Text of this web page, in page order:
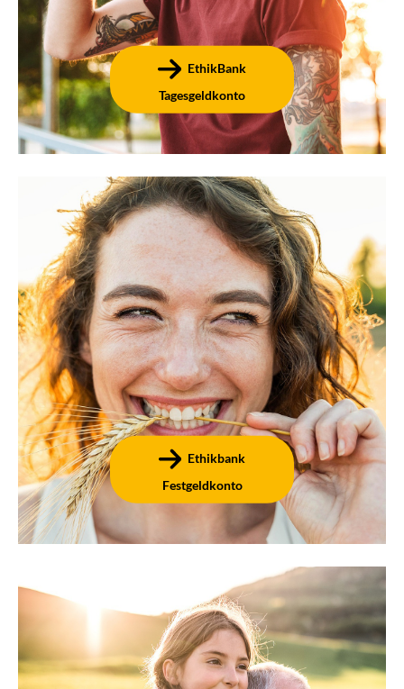
EthikBank
Tagesgeldkonto
Festgeld
Als Alternative zum Tagesgeldkonto bietet ein Festgeld
ab einer Mindestanlage von 5.000 € sichere Zinsen für
eine gewählte Laufzeit. Das Angebot lässt sich schnell
und bequem online eröffnen.
Ethikbank
Festgeldkonto
Depots und Fonds
Ob Wertpapierhandel an der Börse oder klassisches
Fondssparen – finden Sie Ihr passendes Angebot bei